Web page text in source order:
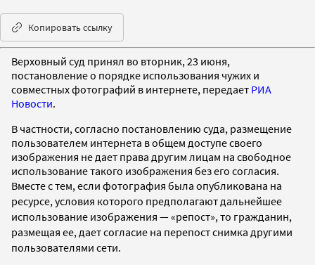
Копировать ссылку
Верховный суд принял во вторник, 23 июня,
постановление о порядке использования чужих и
совместных фотографий в интернете, передает РИА
Новости.
В частности, согласно постановлению суда, размещение
пользователем интернета в общем доступе своего
изображения не дает права другим лицам на свободное
использование такого изображения без его согласия.
Вместе с тем, если фотография была опубликована на
ресурсе, условия которого предполагают дальнейшее
использование изображения — «репост», то гражданин,
размещая ее, дает согласие на перепост снимка другими
пользователями сети.